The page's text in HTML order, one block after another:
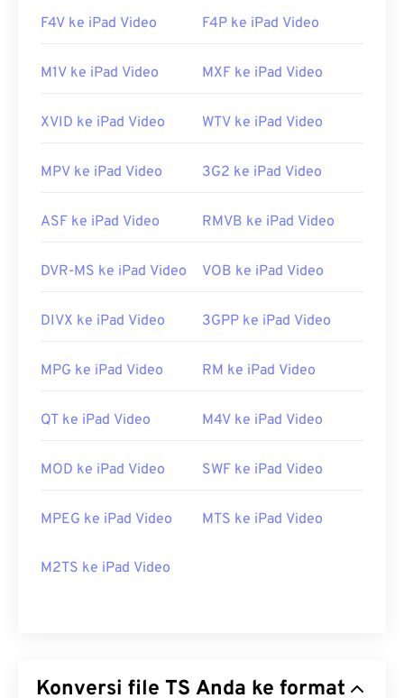
F4V ke iPad Video F4P ke iPad Video
M1V ke iPad Video MXF ke iPad Video
XVID ke iPad Video WTV ke iPad Video
MPV ke iPad Video 3G2 ke iPad Video
ASF ke iPad Video RMVB ke iPad Video
DVR-MS ke iPad Video VOB ke iPad Video
DIVX ke iPad Video 3GPP ke iPad Video
MPG ke iPad Video RM ke iPad Video
QT ke iPad Video M4V ke iPad Video
MOD ke iPad Video SWF ke iPad Video
MPEG ke iPad Video MTS ke iPad Video
M2TS ke iPad Video
Konversi file TS Anda ke format